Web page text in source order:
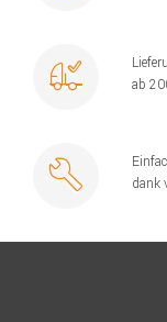
ab
dank